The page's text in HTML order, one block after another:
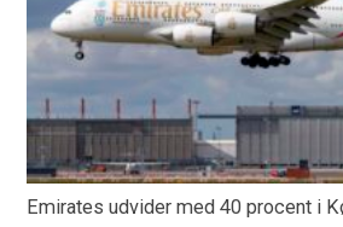
Emirates udvider med 40 procent i